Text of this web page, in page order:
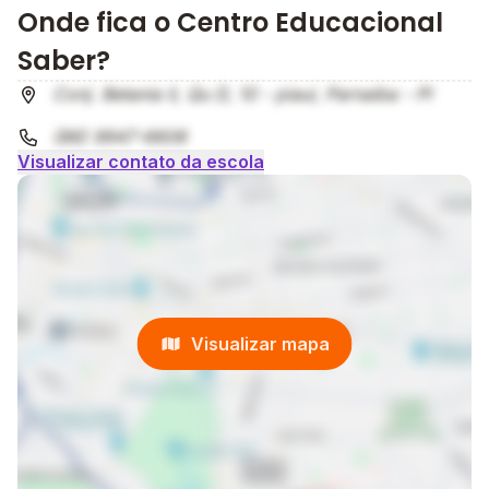
Onde fica o Centro Educacional
Saber?
Conj. Betania Ii, Qu D, 10 - piaui, Parnaíba - PI
(86) 9947-6606
Visualizar contato da escola
Visualizar mapa